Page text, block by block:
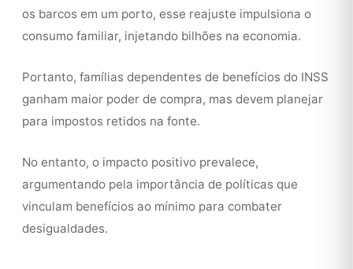
os barcos em um porto, esse reajuste impulsiona o
consumo familiar, injetando bilhões na economia.
Portanto, famílias dependentes de benefícios do INSS
ganham maior poder de compra, mas devem planejar
para impostos retidos na fonte.
No entanto, o impacto positivo prevalece,
argumentando pela importância de políticas que
vinculam benefícios ao mínimo para combater
desigualdades.